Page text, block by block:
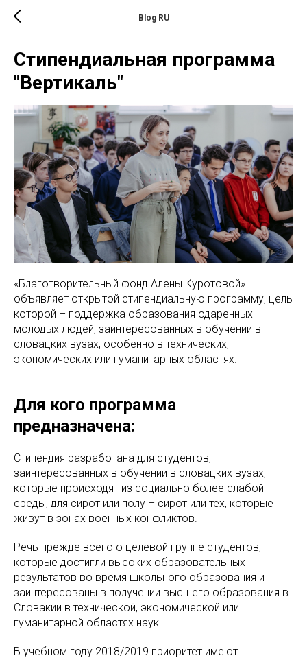
Blog RU
Стипендиальная программа
"Вертикаль"
«Благотворительный фонд Алены Куротовой»
объявляет открытой стипендиальную программу, цель
которой – поддержка образования одаренных
молодых людей, заинтересованных в обучении в
словацких вузах, особенно в технических,
экономических или гуманитарных областях.
Для кого программа
предназначена:
Стипендия разработана для студентов,
заинтересованных в обучении в словацких вузах,
которые происходят из социально более слабой
среды, для сирот или полу – сирот или тех, которые
живут в зонах военных конфликтов.
Речь прежде всего о целевой группе студентов,
которые достигли высоких образовательных
результатов во время школьного образования и
заинтересованы в получении высшего образования в
Словакии в технической, экономической или
гуманитарной областях наук.
В учебном году 2018/2019 приоритет имеют